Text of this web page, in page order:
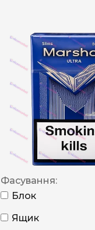
Фасування:
Блок
Ящик